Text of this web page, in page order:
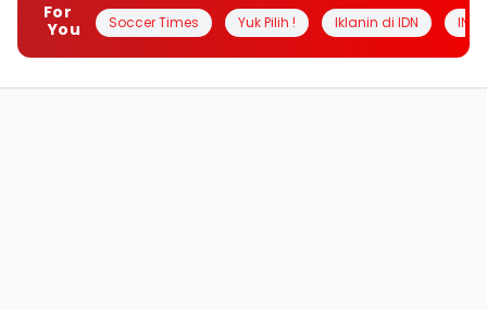
For
You
Soccer Times Yuk Pilih ! Iklanin di IDN